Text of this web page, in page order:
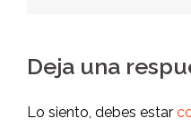
Deja una
Lo siento, debes estar